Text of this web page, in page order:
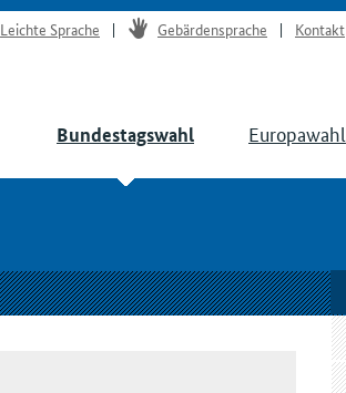
Leichte Sprache Gebärdensprache Kontakt
Bundestagswahl Europawahl